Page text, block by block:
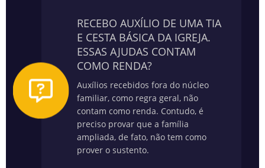
RECEBO AUXÍLIO DE UMA TIA
E CESTA BÁSICA DA IGREJA.
ESSAS AJUDAS CONTAM
COMO RENDA?
Auxílios recebidos fora do núcleo
familiar, como regra geral, não
contam como renda. Contudo, é
preciso provar que a família
ampliada, de fato, não tem como
prover o sustento.